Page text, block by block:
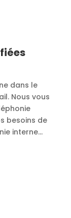
dans le
Nous vous
besoins de
interne…